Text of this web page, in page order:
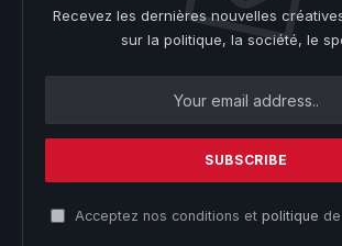
Recevez les dernières nouvelles
sur la politique, la société, le
Acceptez nos conditions et politique